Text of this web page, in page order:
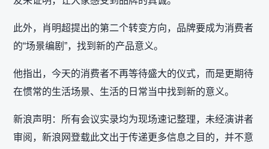
此外，肖明超提出的第二个转变方向，品牌要成为消费者
的“场景编剧”，找到新的产品意义。
他指出，今天的消费者不再等待盛大的仪式，而是更期待
在惯常的生活场景、生活的日常当中找到新的意义。
新浪声明：所有会议实录均为现场速记整理，未经演讲者
审阅，新浪网登载此文出于传递更多信息之目的，并不意